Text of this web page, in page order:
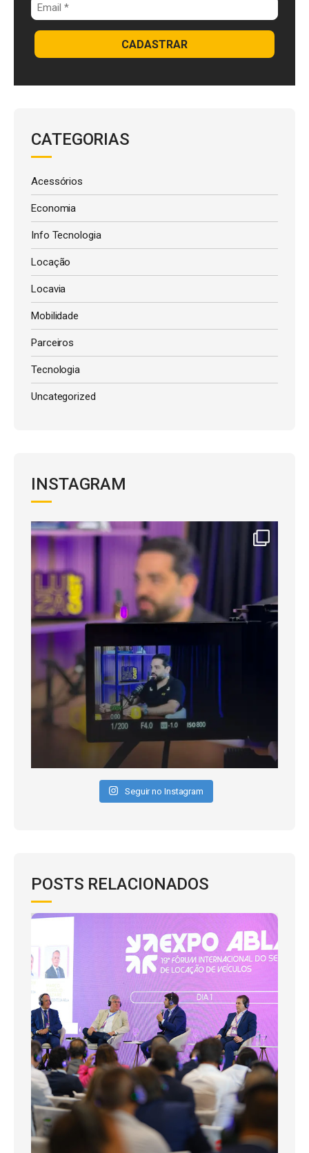
CADASTRAR
CATEGORIAS
Acessórios
Economia
Info Tecnologia
Locação
Locavia
Mobilidade
Parceiros
Tecnologia
Uncategorized
INSTAGRAM
Seguir no Instagram
POSTS RELACIONADOS